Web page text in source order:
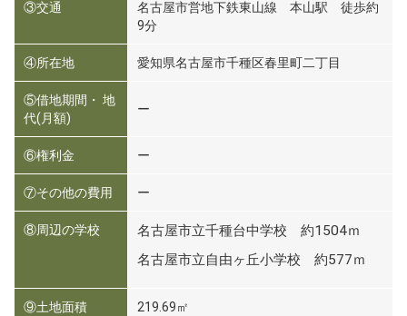
③交通
名古屋市営地下鉄東山線 本山駅 徒歩約
9分
④所在地 愛知県名古屋市千種区春里町二丁目
⑤借地期間・ 地
代(月額)
ー
⑥権利金 ー
⑦その他の費用 ー
⑧周辺の学校
名古屋市立千種台中学校 約1504ｍ
名古屋市立自由ヶ丘小学校 約577ｍ
⑨土地面積 219.69㎡